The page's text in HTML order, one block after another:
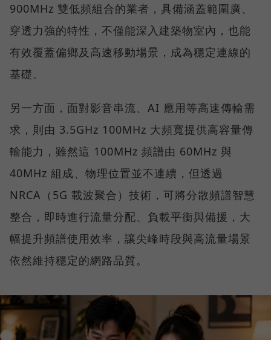
900MHz 雙低頻組合的業者，具備涵蓋範圍廣、
穿透力強的特性，不僅能深入建築物室內，也能
有效覆蓋偏鄉及高速移動場景，成為穩定連線的
基礎。
另一方面，面對影音串流、AI 應用等高速傳輸需
求，則由 3.5GHz 100MHz 大頻寬提供高容量傳
輸能力，雖然這 100MHz 頻譜由 60MHz 與
40MHz 組成、物理位置並不連續，但透過
NRCA（5G 載波聚合）技術，可將分散頻譜智慧
整合，即時進行流量分配、負載平衡與備援，大
幅提升頻譜使用效率，讓尖峰時段與高流量場景
依然維持穩定的網路品質。